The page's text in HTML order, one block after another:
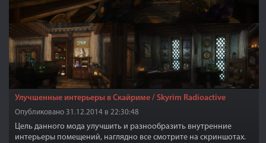
Улучшенные интерьеры в Скайриме / Skyrim Radioactive
Опубликовано 31.12.2014 в 22:30:48
Цель данного мода улучшить и разнообразить внутренние
интерьеры помещений, наглядно все смотрите на скриншотах.